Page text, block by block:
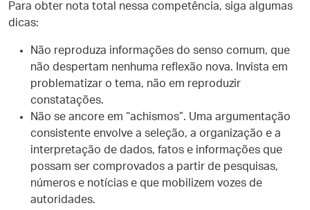
Para obter nota total nessa competência, siga algumas
dicas:
Não reproduza informações do senso comum, que
não despertam nenhuma reflexão nova. Invista em
problematizar o tema, não em reproduzir
constatações.
Não se ancore em “achismos”. Uma argumentação
consistente envolve a seleção, a organização e a
interpretação de dados, fatos e informações que
possam ser comprovados a partir de pesquisas,
números e notícias e que mobilizem vozes de
autoridades.